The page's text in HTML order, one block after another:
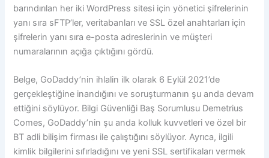
barındırılan her iki WordPress sitesi için yönetici şifrelerinin
yanı sıra sFTP’ler, veritabanları ve SSL özel anahtarları için
şifrelerin yanı sıra e-posta adreslerinin ve müşteri
numaralarının açığa çıktığını gördü.
Belge, GoDaddy’nin ihlalin ilk olarak 6 Eylül 2021’de
gerçekleştiğine inandığını ve soruşturmanın şu anda devam
ettiğini söylüyor. Bilgi Güvenliği Baş Sorumlusu Demetrius
Comes, GoDaddy’nin şu anda kolluk kuvvetleri ve özel bir
BT adli bilişim firması ile çalıştığını söylüyor. Ayrıca, ilgili
kimlik bilgilerini sıfırladığını ve yeni SSL sertifikaları vermek